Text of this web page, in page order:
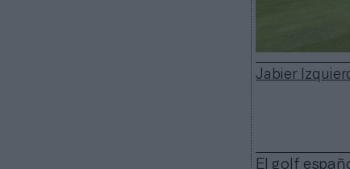
Jabier
El golf